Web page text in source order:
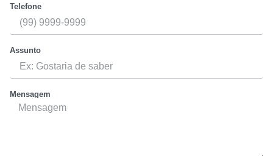
Telefone
Assunto
Mensagem